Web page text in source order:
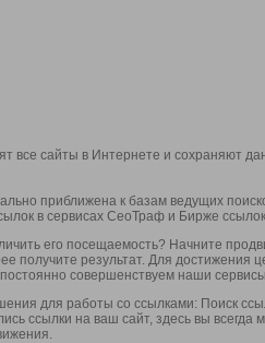
все сайты в Интернете и сохраняют
приближена к базам ведущих
в сервисах СеоТраф и Бирже
его посещаемость? Начните
получите результат. Для
совершенствуем наши сервисы.
для работы со ссылками: Поиск
ссылки на ваш сайт, здесь вы